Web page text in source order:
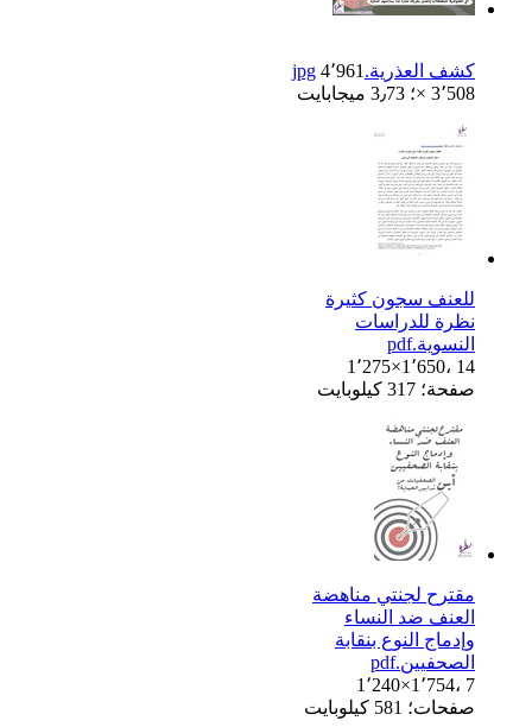
كشف العذرية.jpg4٬961
× 3٬508؛ 3٫73 ميجابايت
للعنف سجون كثيرة
نظرة للدراسات
النسوية.pdf
1٬275×1٬650، 14
صفحة؛ 317 كيلوبايت
مقترح لجنتي مناهضة
العنف ضد النساء
وإدماج النوع بنقابة
الصحفيين.pdf
1٬240×1٬754، 7
صفحات؛ 581 كيلوبايت